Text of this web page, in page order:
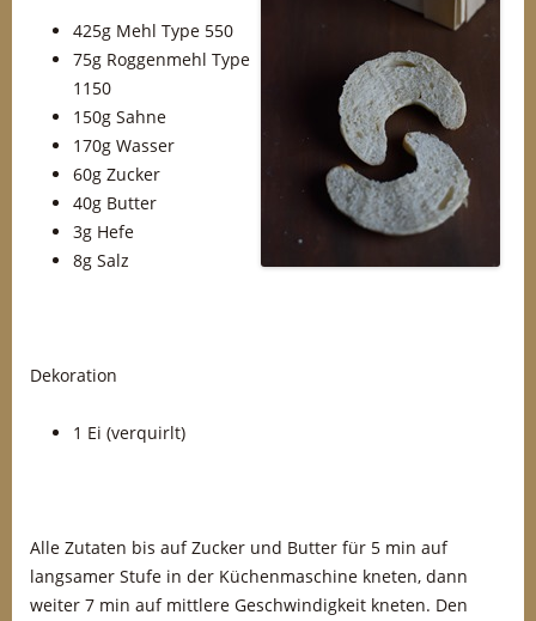
425g Mehl Type 550
75g Roggenmehl Type
1150
150g Sahne
170g Wasser
60g Zucker
40g Butter
3g Hefe
8g Salz
Dekoration
1 Ei (verquirlt)
Alle Zutaten bis auf Zucker und Butter für 5 min auf
langsamer Stufe in der Küchenmaschine kneten, dann
weiter 7 min auf mittlere Geschwindigkeit kneten. Den